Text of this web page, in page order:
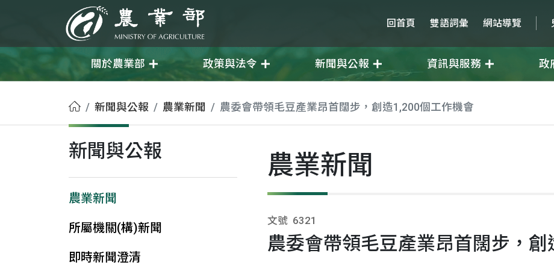
農業部 回首頁 雙語詞彙 網站導覽
關於農業部 政策與法令 新聞與公報 資訊與服務 政
首頁新聞與公報 農業新聞 農委會帶領毛豆產業昂首闊步，創造1,200個工作機會
新聞與公報
農業新聞
所屬機關(構)新聞
即時新聞澄清
農業新聞
文號 6321
農委會帶領毛豆產業昂首闊步，